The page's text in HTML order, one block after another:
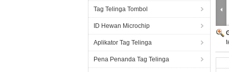
Tag Telinga Tombol
ID Hewan Microchip
Aplikator Tag Telinga
Pena Penanda Tag Telinga